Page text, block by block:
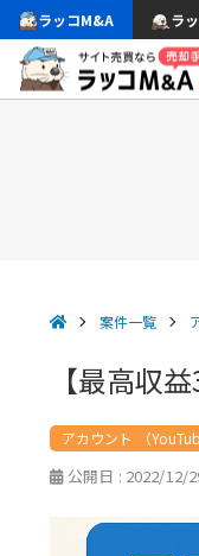
ラッコM&A ラ
案件一覧
【最高収
アカウント （
公開日 : 2022/12/